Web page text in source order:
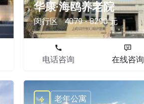
华康·海鸥养老院
闵行区 4079 - 8290 元
电话咨询 在线咨询
老年公寓